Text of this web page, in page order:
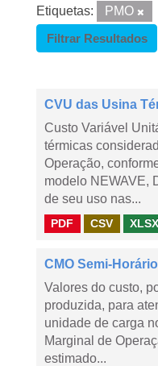
Etiquetas: PMO
Filtrar Resultados
CVU das Usina
Custo Variável
térmicas
Operação,
modelo NEWAVE,
de seu uso nas...
PDF CSV XLSX
CMO Semi-Horário
Valores do custo,
produzida, para
unidade de carga
Marginal de
estimado...